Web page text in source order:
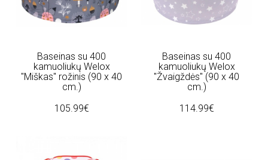
Baseinas su 400
kamuoliukų Welox
"Miškas" rožinis (90 x 40
cm.)
105.99€
Baseinas su 400
kamuoliukų Welox
"Žvaigždės" (90 x 40
cm.)
114.99€